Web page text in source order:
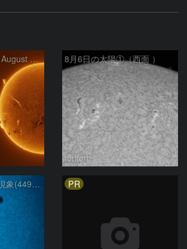
Sun in H-alpha on August 6, 2026 8月6日の太陽①（西面 ）
toritori
黒点半暗部周辺の現象(4498、4502付近)8/6 PR